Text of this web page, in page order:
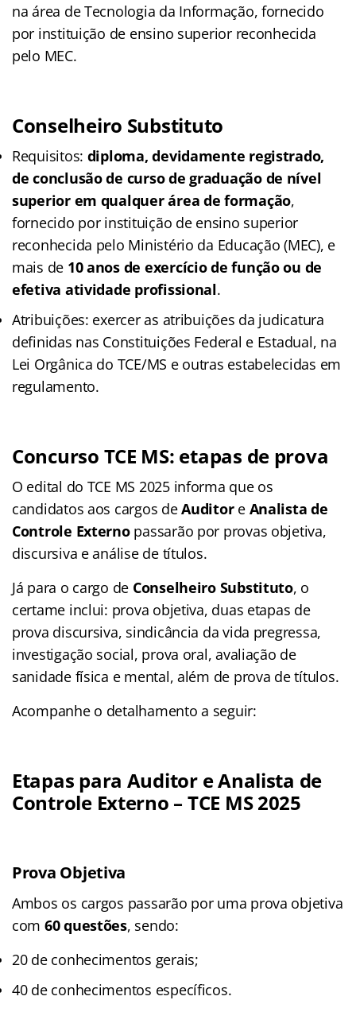
na área de Tecnologia da Informação, fornecido
por instituição de ensino superior reconhecida
pelo MEC.
Conselheiro Substituto
Requisitos: diploma, devidamente registrado,
de conclusão de curso de graduação de nível
superior em qualquer área de formação,
fornecido por instituição de ensino superior
reconhecida pelo Ministério da Educação (MEC), e
mais de 10 anos de exercício de função ou de
efetiva atividade profissional.
Atribuições: exercer as atribuições da judicatura
definidas nas Constituições Federal e Estadual, na
Lei Orgânica do TCE/MS e outras estabelecidas em
regulamento.
Concurso TCE MS: etapas de prova
O edital do TCE MS 2025 informa que os
candidatos aos cargos deAuditore Analista de
Controle Externopassarão por provas objetiva,
discursiva e análise de títulos.
Já para o cargo de Conselheiro Substituto, o
certame inclui: prova objetiva, duas etapas de
prova discursiva, sindicância da vida pregressa,
investigação social, prova oral, avaliação de
sanidade física e mental, além de prova de títulos.
Acompanhe o detalhamento a seguir:
Etapas para Auditor e Analista de
Controle Externo – TCE MS 2025
Prova Objetiva
Ambos os cargos passarão por uma prova objetiva
com 60 questões, sendo:
20 de conhecimentos gerais;
40 de conhecimentos específicos.